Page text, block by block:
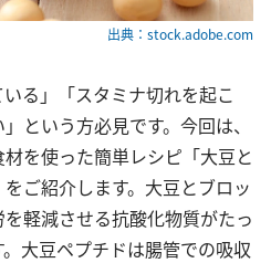
出典：stock.adobe.com
る」「スタミナ切れを起こ
という方必見です。今回は、
を使った簡単レシピ「大豆と
ご紹介します。大豆とブロッ
軽減させる抗酸化物質がたっ
大豆ペプチドは腸管での吸収